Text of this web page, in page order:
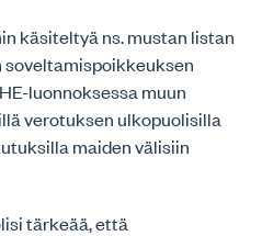
käsiteltyä ns. mustan listan
luonnoksessa muun
verotuksen ulkopuolisilla
maiden välisiin
tärkeää, että